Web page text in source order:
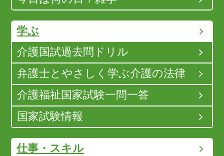
学ぶ
介護国試過去問ドリル
弁護士とやさしく学ぶ介護の法律
介護福祉国家試験一問一答
国家試験情報
仕事・スキル